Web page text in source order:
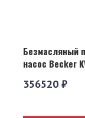
Безмасляный
насос Becker
356520 ₽